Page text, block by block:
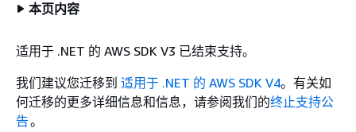
本页内容
适用于 .NET 的 AWS SDK V3 已结束支持。
我们建议您迁移到 适用于 .NET 的 AWS SDK V4。有关如
何迁移的更多详细信息和信息，请参阅我们的终止支持公
告。